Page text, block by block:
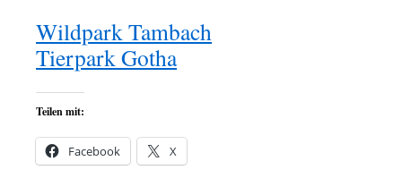
Wildpark Tambach
Tierpark Gotha
Teilen mit:
Facebook X